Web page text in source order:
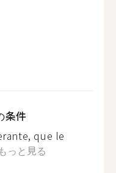
条件
que le
もっと見る